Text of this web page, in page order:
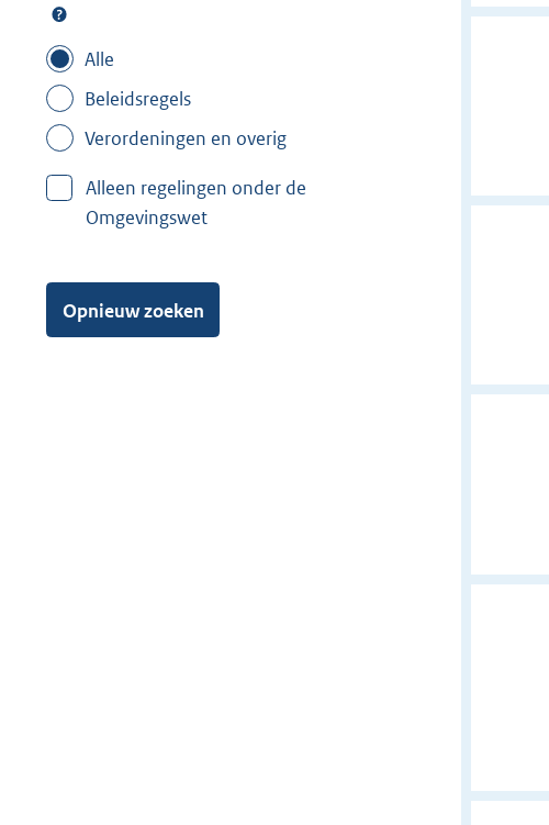
Alle
Beleidsregels
Verordeningen en overig
Alleen regelingen onder de
Omgevingswet
Opnieuw zoeken